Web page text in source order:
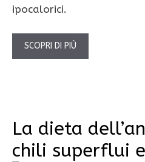
ipocalorici.
SCOPRI DI PIÙ
La dieta
chili superflui